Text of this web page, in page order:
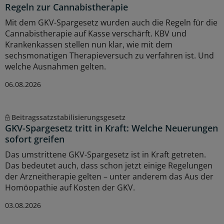
Regeln zur Cannabistherapie
Mit dem GKV-Spargesetz wurden auch die Regeln für die
Cannabistherapie auf Kasse verschärft. KBV und
Krankenkassen stellen nun klar, wie mit dem
sechsmonatigen Therapieversuch zu verfahren ist. Und
welche Ausnahmen gelten.
06.08.2026
Beitragssatzstabilisierungsgesetz
GKV-Spargesetz tritt in Kraft: Welche Neuerungen
sofort greifen
Das umstrittene GKV-Spargesetz ist in Kraft getreten.
Das bedeutet auch, dass schon jetzt einige Regelungen
der Arzneitherapie gelten – unter anderem das Aus der
Homöopathie auf Kosten der GKV.
03.08.2026